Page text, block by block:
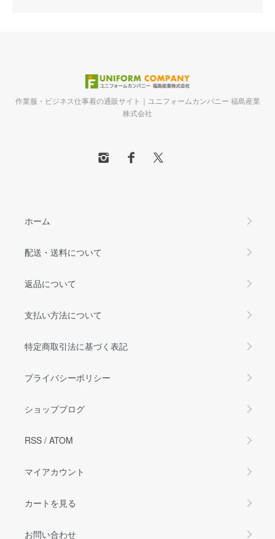
作業服・ビジネス仕事着の通販サイト｜ユニフォームカンパニー 福島産業
株式会社
ホーム
配送・送料について
返品について
支払い方法について
特定商取引法に基づく表記
プライバシーポリシー
ショップブログ
RSS / ATOM
マイアカウント
カートを見る
お問い合わせ